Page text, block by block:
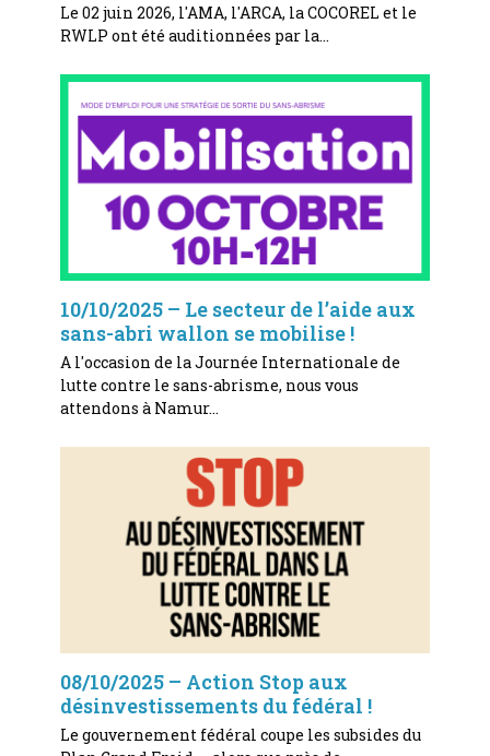
Le 02 juin 2026, l'AMA, l'ARCA, la COCOREL et le
RWLP ont été auditionnées par la…
10/10/2025 – Le secteur de l’aide aux
sans-abri wallon se mobilise !
A l'occasion de la Journée Internationale de
lutte contre le sans-abrisme, nous vous
attendons à Namur…
08/10/2025 – Action Stop aux
désinvestissements du fédéral !
Le gouvernement fédéral coupe les subsides du